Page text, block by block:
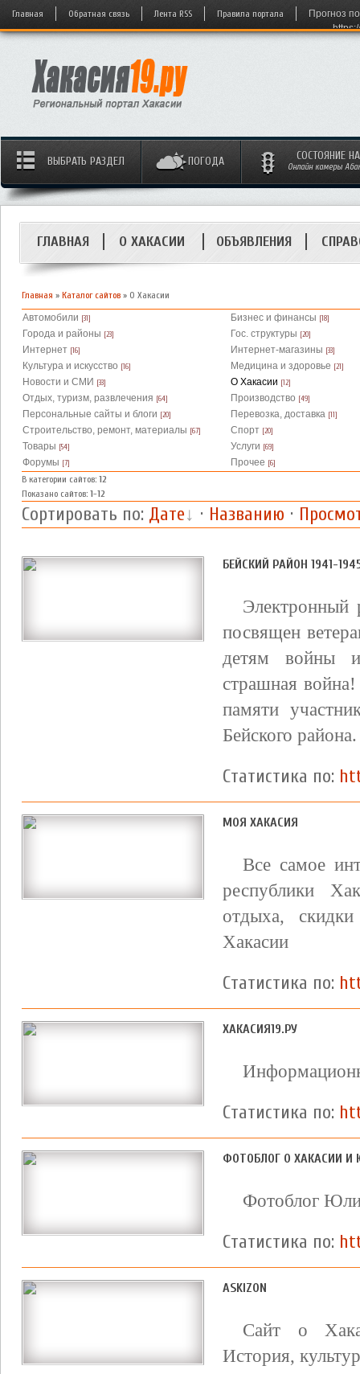
Главная Обратная связь Лента RSS Правила портала
Прогноз
ВЫБРАТЬ РАЗДЕЛ ПОГОДА СОСТОЯНИЕ
Онлайн камеры
ГЛАВНАЯ О ХАКАСИИ ОБЪЯВЛЕНИЯ
Главная » Каталог сайтов » О Хакасии
Автомобили [31] Бизнес и финансы [18]
Города и районы [23] Гос. структуры [20]
Интернет [16] Интернет-магазины [33]
Культура и искусство [16] Медицина и здоровье [21]
Новости и СМИ [33] О Хакасии [12]
Отдых, туризм, развлечения [64] Производство [49]
Персональные сайты и блоги [20] Перевозка, доставка [11]
Строительство, ремонт, материалы [67] Спорт [20]
Товары [54] Услуги [69]
Форумы [7] Прочее [6]
В категории сайтов: 12
Показано сайтов: 1-12
Сортировать по: Дате · Названию ·
БЕЙСКИЙ РАЙОН 1941-
Электронный
посвящен
детям войны
страшная
памяти
Бейского района.
Статистика по:
МОЯ ХАКАСИЯ
Все самое
республики
отдыха,
Хакасии
Статистика по:
ХАКАСИЯ19.РУ
Статистика по:
ФОТОБЛОГ О ХАКАСИИ И
Фотоблог
Статистика по:
ASKIZON
Сайт о
История,